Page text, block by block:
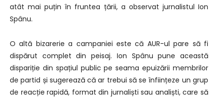
atât mai puțin în fruntea țării, a observat jurnalistul Ion
Spânu.
O altă bizarerie a campaniei este că AUR-ul pare să fi
dispărut complet din peisaj. Ion Spânu pune această
dispariție din spațiul public pe seama epuizării membrilor
de partid și sugerează că ar trebui să se înființeze un grup
de reacție rapidă, format din jurnaliști sau analiști, care să